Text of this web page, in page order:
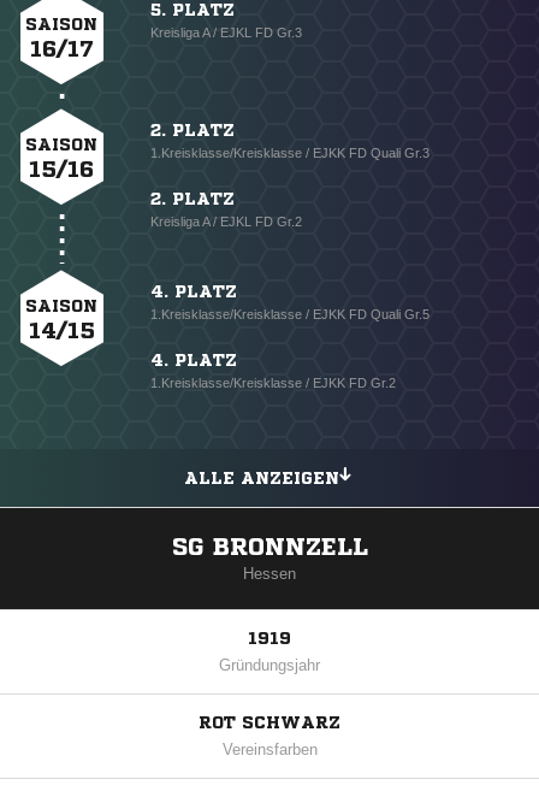
SAISON
16/17
5. PLATZ
Kreisliga A / EJKL FD Gr.3
SAISON
15/16
2. PLATZ
1.Kreisklasse/Kreisklasse / EJKK FD Quali Gr.3
2. PLATZ
Kreisliga A / EJKL FD Gr.2
SAISON
14/15
4. PLATZ
1.Kreisklasse/Kreisklasse / EJKK FD Quali Gr.5
4. PLATZ
1.Kreisklasse/Kreisklasse / EJKK FD Gr.2
ALLE ANZEIGEN
SG BRONNZELL
Hessen
1919
Gründungsjahr
ROT SCHWARZ
Vereinsfarben